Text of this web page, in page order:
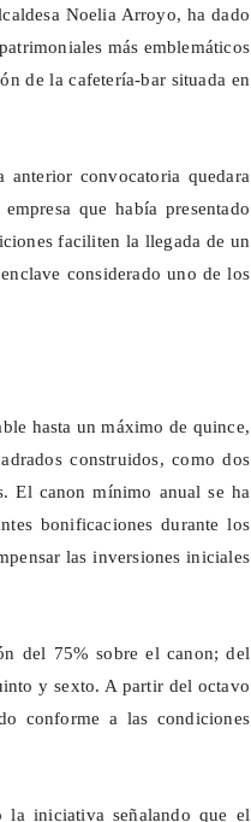
Noelia Arroyo, ha dado
más emblemáticos
de la cafetería-bar situada en
anterior convocatoria quedara
que había presentado
faciliten la llegada de un
considerado uno de los
hasta un máximo de quince,
construidos, como dos
El canon mínimo anual se ha
bonificaciones durante los
las inversiones iniciales
del 75% sobre el canon; del
y sexto. A partir del octavo
conforme a las condiciones
la iniciativa señalando que el